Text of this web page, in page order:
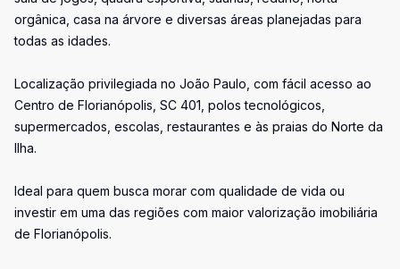
orgânica, casa na árvore e diversas áreas planejadas para
todas as idades.
Localização privilegiada no João Paulo, com fácil acesso ao
Centro de Florianópolis, SC 401, polos tecnológicos,
supermercados, escolas, restaurantes e às praias do Norte da
Ilha.
Ideal para quem busca morar com qualidade de vida ou
investir em uma das regiões com maior valorização imobiliária
de Florianópolis.